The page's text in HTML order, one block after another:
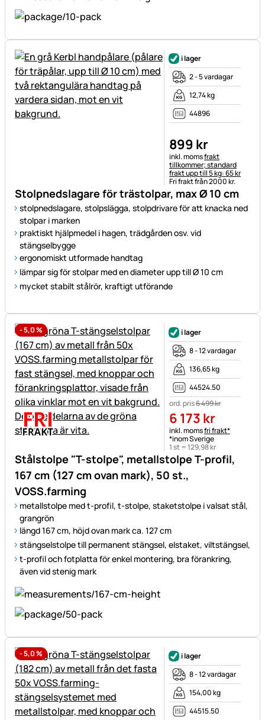
Stolpnedslagare för trästolpar, max Ø 10 cm
stolpnedslagare, stolpslägga, stolpdrivare för att knacka ned
stolpar i marken
praktiskt hjälpmedel i hagen, trädgården osv. vid
stängselbygge
ergonomiskt utformade handtag
lämpar sig för stolpar med en diameter upp till Ø 10 cm
mycket stabilt stålrör, kraftigt utförande
i lager
2 - 5 vardagar
12,74 kg
44896
899 kr
Skatteinformation:
inkl. momsfrakt
tillkommer; standard
frakt upp till 5 kg: 65 kr
Fri frakt från 2000 kr.
-5,0%
Stålstolpe "T-stolpe", metallstolpe T-profil,
167 cm (127 cm ovan mark), 50 st.,
VOSS.farming
metallstolpe med t-profil, t-stolpe, staketstolpe i valsat stål,
grangrön
längd 167 cm, höjd ovan mark ca. 127 cm
stängselstolpe till permanent stängsel, elstaket, viltstängsel,
t-profil och fotplatta för enkel montering, bra förankring,
även vid stenig mark
i lager
8 - 12 vardagar
136,65 kg
44524.50
ord. pris6 499kr
6 173 kr
Skatteinformation:
inkl. momsfri frakt*
*inom Sverige
1 st =129,98kr
-5,0%
i lager
8 - 12 vardagar
154,00 kg
44515.50